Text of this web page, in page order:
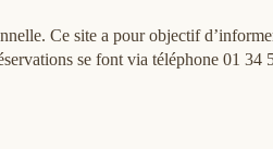
Ce site a pour objectif
se font via téléphone 01